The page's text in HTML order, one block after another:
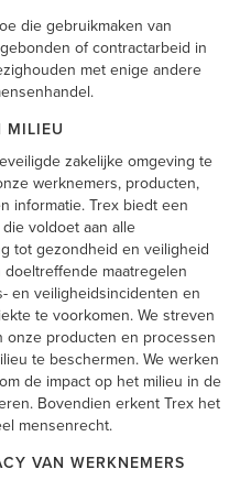
die gebruikmaken van
of contractarbeid in
met enige andere
MILIEU
zakelijke omgeving te
werknemers, producten,
informatie. Trex biedt een
voldoet aan alle
tot gezondheid en veiligheid
maatregelen
en veiligheidsincidenten en
te voorkomen. We streven
producten en processen
te beschermen. We werken
de impact op het milieu in de
Bovendien erkent Trex het
mensenrecht.
VAN WERKNEMERS